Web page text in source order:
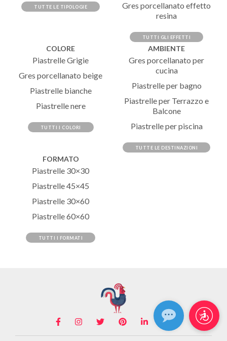
TUTTE LE TIPOLOGIE
Gres porcellanato effetto
resina
TUTTI GLI EFFETTI
COLORE
Piastrelle Grigie
Gres porcellanato beige
Piastrelle bianche
Piastrelle nere
TUTTI I COLORI
AMBIENTE
Gres porcellanato per
cucina
Piastrelle per bagno
Piastrelle per Terrazzo e
Balcone
Piastrelle per piscina
TUTTE LE DESTINAZIONI
FORMATO
Piastrelle 30×30
Piastrelle 45×45
Piastrelle 30×60
Piastrelle 60×60
TUTTI I FORMATI